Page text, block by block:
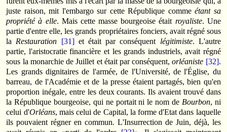
juste raison, mit l'embargo sur cette République commeétant sa
propriété à elle. Mais cette masse bourgeoise était royaliste. Une
partie d'entre elle, les grands propriétaires fonciers, avait régné sous
la Restauration [31]et était par conséquent légitimiste. L'autre
partie, l'aristocratie financière et les grands industriels, avait régné
sous la monarchie de Juillet et était par conséquent,orléaniste [32].
Les grands dignitaires de l'armée, de l'Université, de l'Église, du
barreau, de l'Académie et de la presse étaient partagés, bien qu'en
proportion inégale, entre les deux courants. Ils avaient trouvé dans
la République bourgeoise, qui ne portait ni le nom de Bourbon, ni
celui d'Orléans, mais celui de Capital, la forme d'Etat dans laquelle
ils pouvaient régner en commun. L'Insurrection de Juin, déjà, les